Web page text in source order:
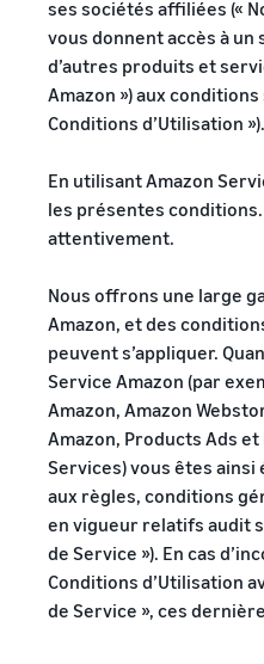
du
Grâce à la
portée et
Skipper's a
transformé
son
alimentation
animale
haut de
gamme à
poisson
d'une idée
locale en
une
entreprise
Traitez les commandes
multi-canaux
Utilisez votre stock Expédié
par Amazon pour les ventes
Produits à bas prix
Vendez des produits à bas
millions de clients dans le
monde entier
Vendez au-delà des
frontières du
Royaume-Uni et de l'UE
Accédez facilement à de
nouveaux marchés
Partenaire de vente
App Store
Découvrez des partenaires
logiciels approuvés par
Amazon
Explorez les
programmes de vente
Créez votre stratégie de
vente avec une variété de
Registre
des
marques
Inscrivez
votre
marque
auprès
Calculateur
de revenus
et les coûts d'un
produit en
comparant les
Produits les plus
vendus en ligne
Trouvez des produits
tendance pour votre
Gestion des stocks
pour le commerce
électronique
fonctionnement de la
gestion des stocks et les
outils et services pertinents
Produits
recherchés
pour
commencer
à vendre
Trouvez votre
ses sociétés affiliées («
vous donnent accès à
d’autres produits et
Amazon ») aux conditions
Conditions d’Utilisation »).
En utilisant Amazon
les présentes
attentivement.
Nous offrons une large
Amazon, et des
peuvent s’appliquer.
Service Amazon (par
Amazon, Amazon
Amazon, Products Ads
Services) vous êtes ainsi
aux règles, conditions
en vigueur relatifs audit
de Service »). En cas
Conditions d’Utilisation
de Service », ces